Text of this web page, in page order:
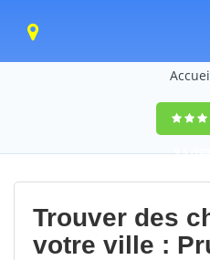
9,5
Trouver des
votre ville :